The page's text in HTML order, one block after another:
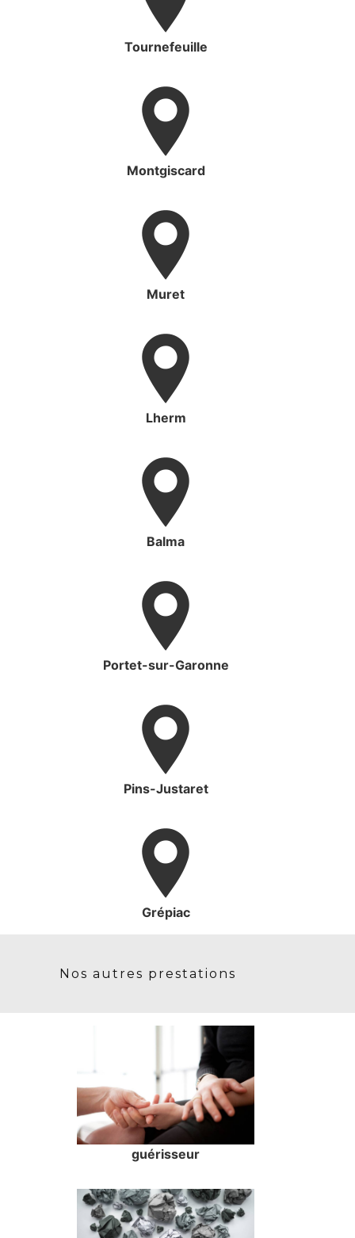
Tournefeuille
Montgiscard
Muret
Lherm
Balma
Portet-sur-Garonne
Pins-Justaret
Grépiac
Nos autres prestations
guérisseur